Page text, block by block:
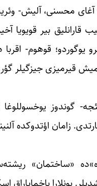
آغای محسنی، آلیش-
قارانلیق بیر قویویا
یوگوردو؛ قوهوم-
قیرمیزی جیزگیلر
گوندوز یوخسوللوغا
زامان اؤتدوکده
«ساختمان»
بونلارا